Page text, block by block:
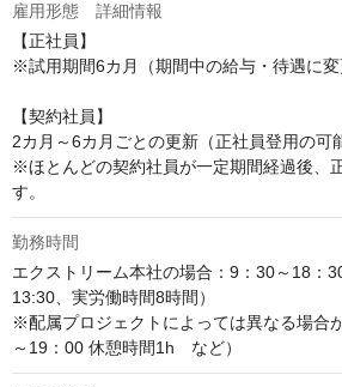
雇用形態 詳細情報
【正社員】
※試用期間6カ月（期間中の給与・待遇に変
【契約社員】
2カ月～6カ月ごとの更新（正社員登用の可
※ほとんどの契約社員が一定期間経過後、
す。
勤務時間
エクストリーム本社の場合：9：30～18：
13:30、実労働時間8時間）
※配属プロジェクトによっては異なる場合
～19：00 休憩時間1h　など）